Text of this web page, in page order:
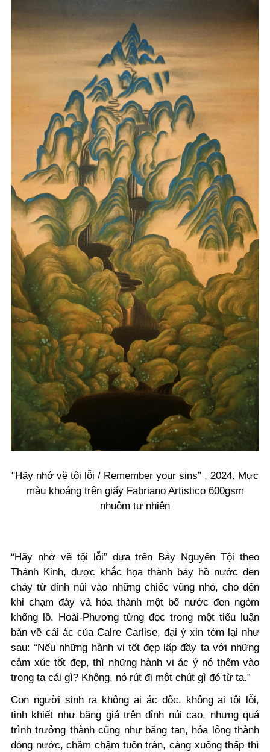
"Hãy nhớ về tội lỗi / Remember your sins” , 2024. Mực
màu khoáng trên giấy Fabriano Artistico 600gsm
nhuộm tự nhiên
“Hãy nhớ về tội lỗi” dựa trên Bảy Nguyên Tội theo
Thánh Kinh, được khắc họa thành bảy hồ nước đen
chảy từ đỉnh núi vào những chiếc vũng nhỏ, cho đến
khi chạm đáy và hóa thành một bể nước đen ngòm
khổng lồ. Hoài-Phương từng đọc trong một tiểu luận
bàn về cái ác của Calre Carlise, đại ý xin tóm lại như
sau: “Nếu những hành vi tốt đẹp lấp đầy ta với những
cảm xúc tốt đẹp, thì những hành vi ác ý nó thêm vào
trong ta cái gì? Không, nó rút đi một chút gì đó từ ta.”
Con người sinh ra không ai ác độc, không ai tội lỗi,
tinh khiết như băng giá trên đỉnh núi cao, nhưng quá
trình trưởng thành cũng như băng tan, hóa lỏng thành
dòng nước, chầm chậm tuôn tràn, càng xuống thấp thì